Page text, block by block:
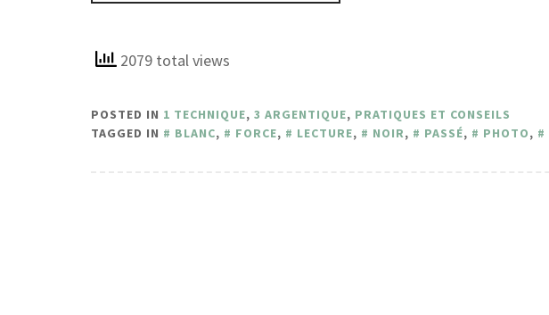
2079 total views
POSTED IN 1 TECHNIQUE, 3 ARGENTIQUE, PRATIQUES ET CONSEILS
TAGGED IN
BLANC, FORCE, LECTURE, NOIR, PASSÉ, PHOTO,